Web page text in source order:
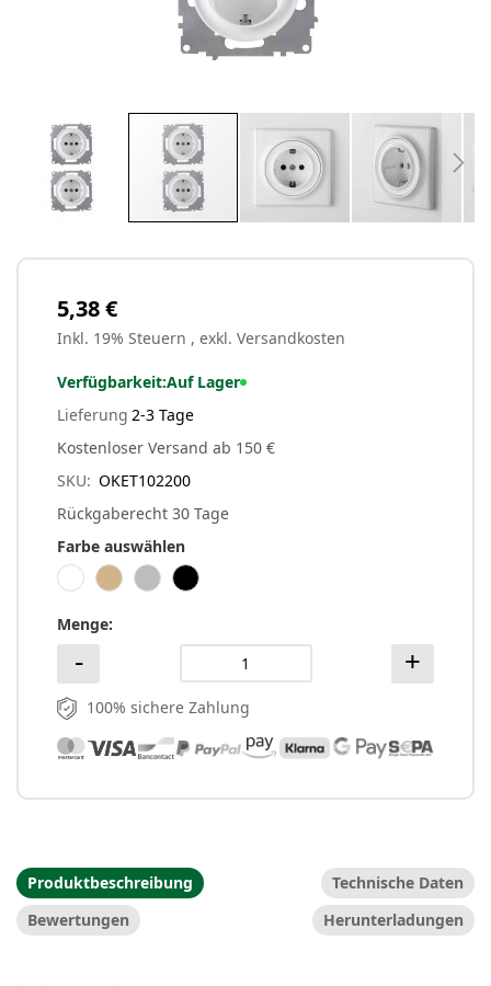
Anfang
Bildergalerie
springen5,38 €
Inkl. 19% Steuern , exkl. Versandkosten
Verfügbarkeit:Auf Lager
Lieferung 2-3 Tage
Kostenloser Versand ab 150 €
Rückgaberecht 30 Tage
SKU OKET102200
Farbe auswählen
Menge
100% sichere Zahlung
Produktbeschreibung
Technische Daten
Bewertungen
Herunterladungen